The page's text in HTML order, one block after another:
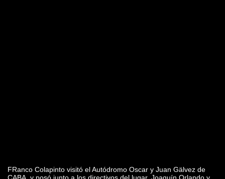
FRanco Colapinto visitó el Autódromo Oscar y Juan Gälvez de